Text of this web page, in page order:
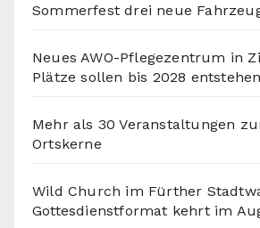
Sommerfest drei neue
Neues AWO-Pflegezentrum in
Plätze sollen bis 2028 entstehen
Mehr als 30 Veranstaltungen
Ortskerne
Wild Church im Fürther
Gottesdienstformat kehrt im